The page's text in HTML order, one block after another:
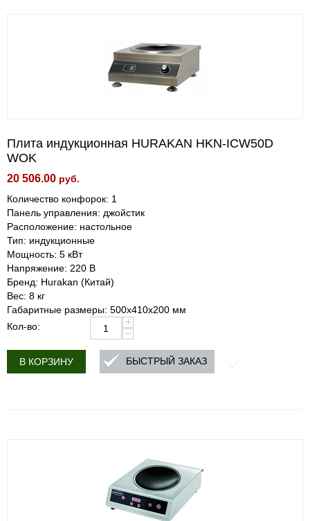
Плита индукционная HURAKAN HKN-ICW50D
WOK
20 506.00 руб.
Количество конфорок: 1
Панель управления: джойстик
Расположение: настольное
Тип: индукционные
Мощность: 5 кВт
Напряжение: 220 В
Бренд: Hurakan (Китай)
Вес: 8 кг
Габаритные размеры: 500x410x200 мм
Кол-во:
+
−
В КОРЗИНУ БЫСТРЫЙ ЗАКАЗ